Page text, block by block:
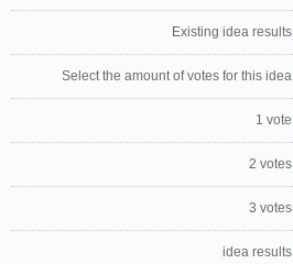
Existing idea results
Select the amount of votes for this idea
1 vote
2 votes
3 votes
idea results